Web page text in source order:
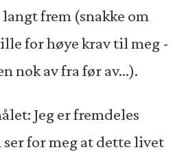
frem (snakke om
for høye krav til meg -
nok av fra før av...).
Jeg er fremdeles
for meg at dette livet